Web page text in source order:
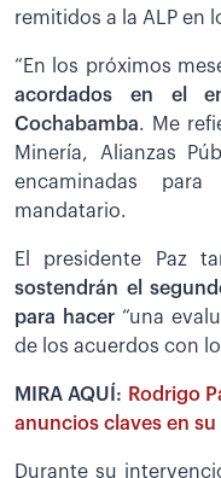
remitidos a la ALP en
“En los próximos
acordados en el
Cochabamba. Me
Minería, Alianzas
encaminadas
mandatario.
El presidente Paz
sostendrán el
para hacer“una
de los acuerdos con
MIRA AQUÍ: Rodrigo
anuncios claves en
Durante su